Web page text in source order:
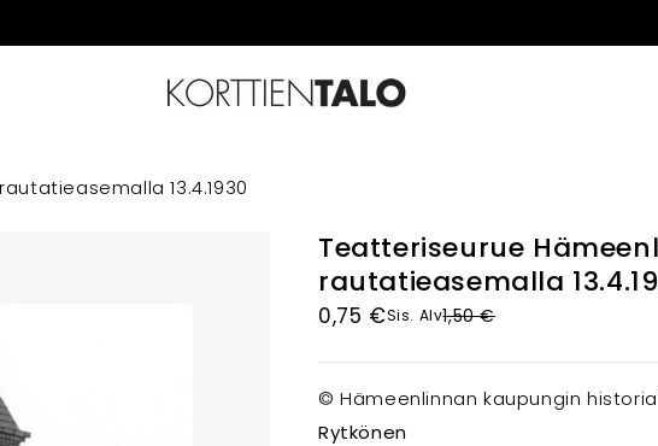
13.4.1930
Teatteriseurue
rautatieasemalla
1,50€
0,75 €Sis. Alv
© Hämeenlinnan kaupungin
Rytkönen